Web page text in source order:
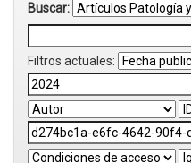
Buscar:
Filtros actuales: